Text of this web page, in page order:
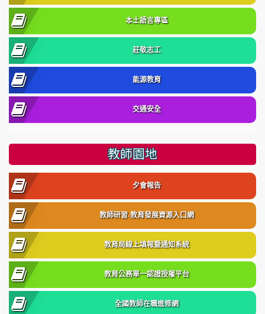
本土語言專區
莊敬志工
能源教育
交通安全
教師園地
夕會報告
教師研習-教育發展資源入口網
教育局線上填報暨通知系統
教育公務單一認證授權平台
全國教師在職進修網